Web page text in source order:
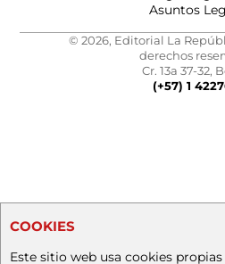
Asuntos
© 2026, Editorial La
derechos
Cr. 13a 37-32,
(+57) 1
COOKIES
Este sitio web usa cookies